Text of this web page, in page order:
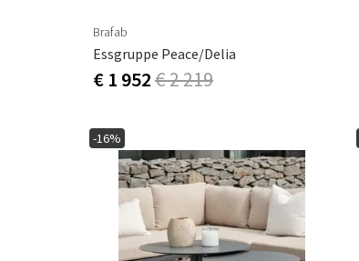
Brafab
Essgruppe Peace/Delia
€ 1 952€ 2 219
-16%